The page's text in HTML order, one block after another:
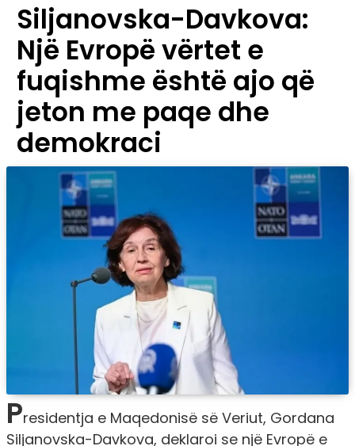
Siljanovska-Davkova:
Një Evropë vërtet e
fuqishme është ajo që
jeton me paqe dhe
demokraci
Presidentja e Maqedonisë së Veriut, Gordana
Siljanovska-Davkova, deklaroi se një Evropë e